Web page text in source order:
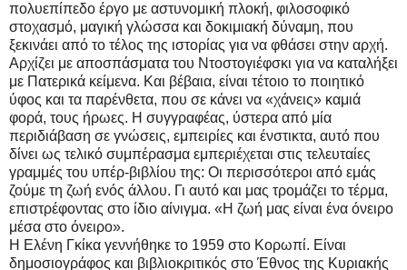
πολυεπίπεδο έργο με αστυνομική πλοκή, φιλοσοφικό
στοχασμό, μαγική γλώσσα και δοκιμιακή δύναμη, που
ξεκινάει από το τέλος της ιστορίας για να φθάσει στην αρχή.
Αρχίζει με αποσπάσματα του Ντοστογιέφσκι για να καταλήξει
με Πατερικά κείμενα. Και βέβαια, είναι τέτοιο το ποιητικό
ύφος και τα παρένθετα, που σε κάνει να «χάνεις» καμιά
φορά, τους ήρωες. Η συγγραφέας, ύστερα από μία
περιδιάβαση σε γνώσεις, εμπειρίες και ένστικτα, αυτό που
δίνει ως τελικό συμπέρασμα εμπεριέχεται στις τελευταίες
γραμμές του υπέρ-βιβλίου της: Οι περισσότεροι από εμάς
ζούμε τη ζωή ενός άλλου. Γι αυτό και μας τρομάζει το τέρμα,
επιστρέφοντας στο ίδιο αίνιγμα. «Η ζωή μας είναι ένα όνειρο
μέσα στο όνειρο».
Η Ελένη Γκίκα γεννήθηκε το 1959 στο Κορωπί. Είναι
δημοσιογράφος και βιβλιοκριτικός στο Έθνος της Κυριακής